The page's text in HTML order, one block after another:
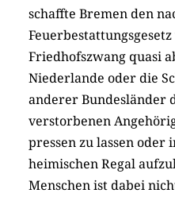
schaffte Bremen den
Friedhofszwang quasi
Niederlande oder die
anderer Bundesländer
verstorbenen
pressen zu lassen oder
heimischen Regal
Menschen ist dabei